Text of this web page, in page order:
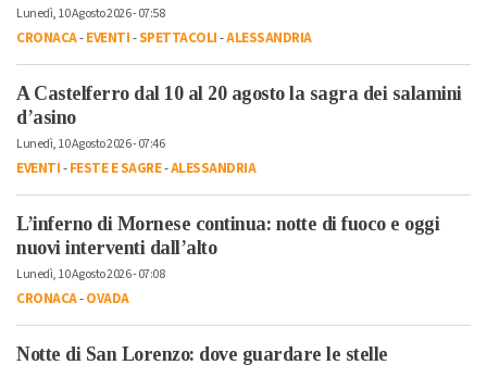
Lunedì, 10 Agosto 2026 - 07:58
CRONACA-EVENTI-SPETTACOLI-ALESSANDRIA
A Castelferro dal 10 al 20 agosto la sagra dei salamini
d’asino
Lunedì, 10 Agosto 2026 - 07:46
EVENTI-FESTE E SAGRE-ALESSANDRIA
L’inferno di Mornese continua: notte di fuoco e oggi
nuovi interventi dall’alto
Lunedì, 10 Agosto 2026 - 07:08
CRONACA-OVADA
Notte di San Lorenzo: dove guardare le stelle